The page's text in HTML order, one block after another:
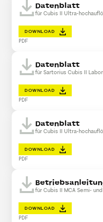
Datenblatt
für Cubis II Ultra-
DOWNLOAD
PDF
Datenblatt
für Sartorius Cubis II
DOWNLOAD
PDF
Datenblatt
für Cubis II Ultra-
DOWNLOAD
PDF
für Cubis II MCA Semi-
DOWNLOAD
PDF